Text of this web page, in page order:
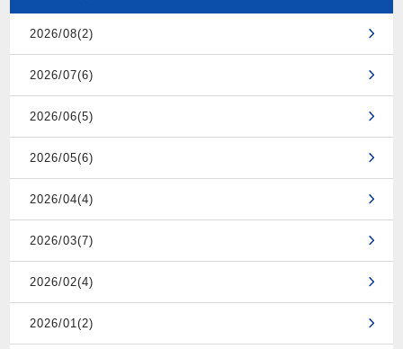
2026/08(2)
2026/07(6)
2026/06(5)
2026/05(6)
2026/04(4)
2026/03(7)
2026/02(4)
2026/01(2)